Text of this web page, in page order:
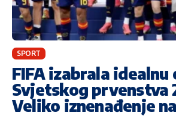
SPORT
FIFA izabrala idealnu
Svjetskog prvenstva
Veliko iznenađenje